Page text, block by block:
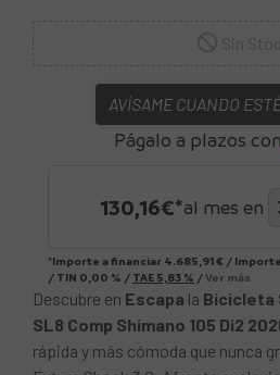
AVÍSAME CUANDO
Págalo a plazos con
130,16€*al mes en
*Importe a financiar 4.685,91 € /
/ TIN 0,00 % / TAE 5,83 % /Ver más
Descubre en Escapa la Bicicleta
SL8 Comp Shimano 105 Di2
rápida y más cómoda que nunca